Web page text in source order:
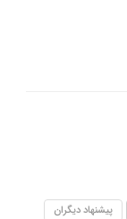
پیشنهاد دیگران